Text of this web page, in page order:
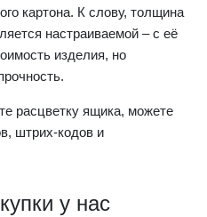
картона. К слову, толщина
настраиваемой – с её
изделия, но
расцветку ящика, можете
штрих-кодов и
у нас